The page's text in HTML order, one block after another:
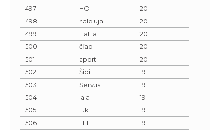
497
HO
20
498
haleluja
20
499
HaHa
20
500
čľap
20
501
aport
20
502
Šibi
19
503
Servus
19
504
lala
19
505
fuk
19
506
FFF
19